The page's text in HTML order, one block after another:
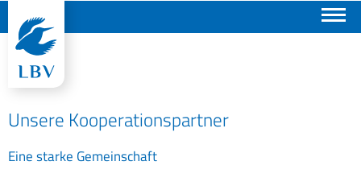
Unsere Kooperationspartner
Eine starke Gemeinschaft